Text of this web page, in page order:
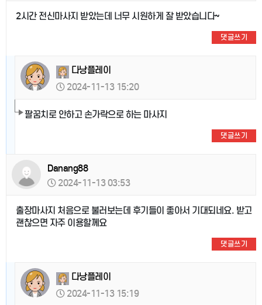
2시간 전신마사지 받았는데 너무 시원하게 잘 받았습니다~
댓글쓰기
다낭플레이
2024-11-13 15:20
팔꿈치로 안하고 손가락으로 하는 마사지
댓글쓰기
Danang88
2024-11-13 03:53
출장마사지 처음으로 불러보는데 후기들이 좋아서 기대되네요. 받고
괜찮으면 자주 이용할께요
댓글쓰기
다낭플레이
2024-11-13 15:19